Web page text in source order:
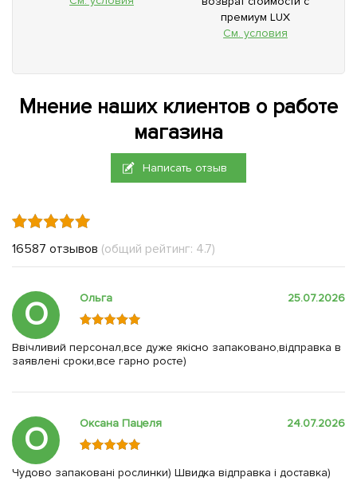
премиум LUX
См. условия
Мнение наших клиентов о работе
магазина
Написать отзыв
16587 отзывов (общий рейтинг: 4.7)
О Ольга 25.07.2026
Ввічливий персонал,все дуже якісно запаковано,відправка в
заявлені сроки,все гарно росте)
О Оксана Пацеля 24.07.2026
Чудово запаковані рослинки) Швидка відправка і доставка)